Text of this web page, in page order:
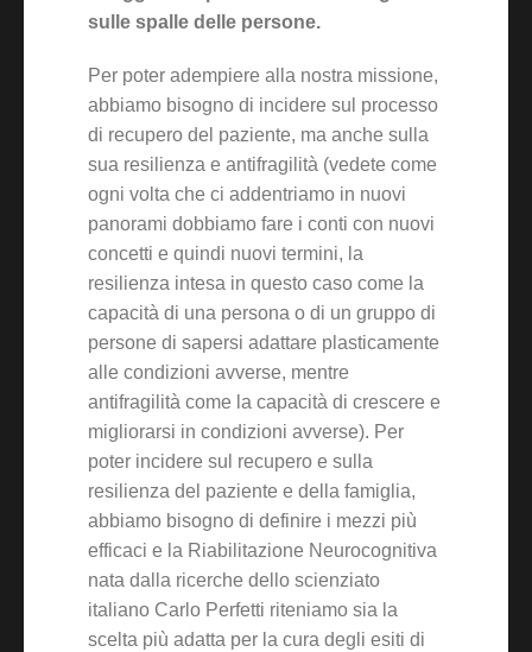
sulle spalle delle persone.
Per poter adempiere alla nostra missione,
abbiamo bisogno di incidere sul processo
di recupero del paziente, ma anche sulla
sua resilienza e antifragilità (vedete come
ogni volta che ci addentriamo in nuovi
panorami dobbiamo fare i conti con nuovi
concetti e quindi nuovi termini, la
resilienza intesa in questo caso come la
capacità di una persona o di un gruppo di
persone di sapersi adattare plasticamente
alle condizioni avverse, mentre
antifragilità come la capacità di crescere e
migliorarsi in condizioni avverse). Per
poter incidere sul recupero e sulla
resilienza del paziente e della famiglia,
abbiamo bisogno di definire i mezzi più
efficaci e la Riabilitazione Neurocognitiva
nata dalla ricerche dello scienziato
italiano Carlo Perfetti riteniamo sia la
scelta più adatta per la cura degli esiti di